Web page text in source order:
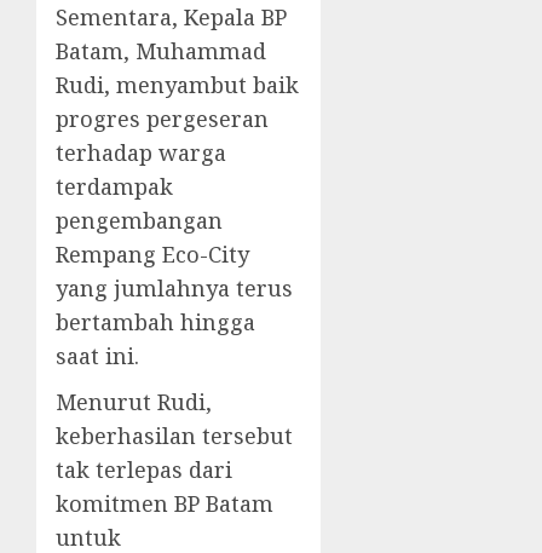
Sementara, Kepala BP
Batam, Muhammad
Rudi, menyambut baik
progres pergeseran
terhadap warga
terdampak
pengembangan
Rempang Eco-City
yang jumlahnya terus
bertambah hingga
saat ini.
Menurut Rudi,
keberhasilan tersebut
tak terlepas dari
komitmen BP Batam
untuk